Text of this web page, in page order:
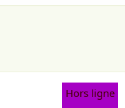
Hors ligne